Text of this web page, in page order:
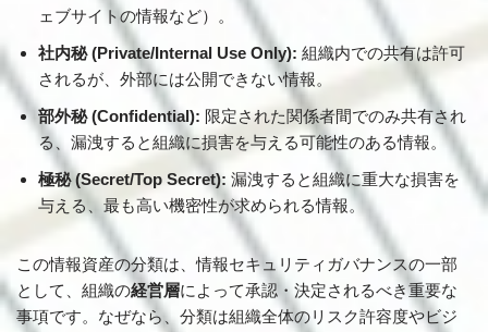
ェブサイトの情報など）。
社内秘 (Private/Internal Use Only): 組織内での共有は許可
されるが、外部には公開できない情報。
部外秘 (Confidential): 限定された関係者間でのみ共有され
る、漏洩すると組織に損害を与える可能性のある情報。
極秘 (Secret/Top Secret): 漏洩すると組織に重大な損害を
与える、最も高い機密性が求められる情報。
この情報資産の分類は、情報セキュリティガバナンスの一部
として、組織の経営層によって承認・決定されるべき重要な
事項です。なぜなら、分類は組織全体のリスク許容度やビジ